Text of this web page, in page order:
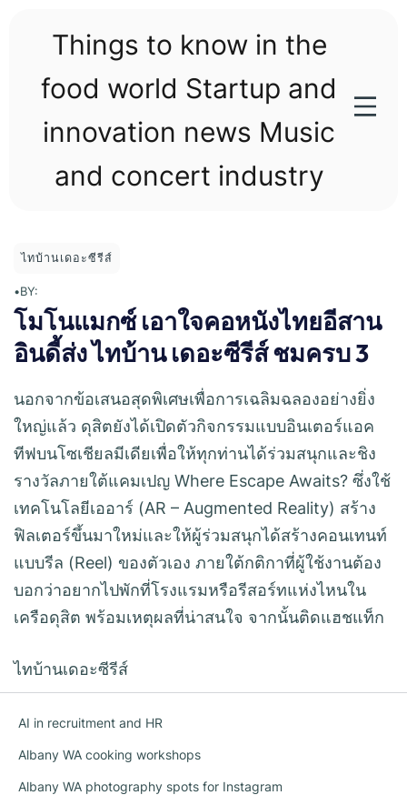
Things to know in the
food world Startup and
innovation news Music
and concert industry
ไทบ้านเดอะซีรีส์
•BY:
โมโนแมกซ์ เอาใจคอหนังไทยอีสาน
อินดี้ส่ง ไทบ้าน เดอะซีรีส์ ชมครบ 3
นอกจากข้อเสนอสุดพิเศษเพื่อการเฉลิมฉลองอย่างยิ่ง
ใหญ่แล้ว ดุสิตยังได้เปิดตัวกิจกรรมแบบอินเตอร์แอค
ทีฟบนโซเชียลมีเดียเพื่อให้ทุกท่านได้ร่วมสนุกและชิง
รางวัลภายใต้แคมเปญ Where Escape Awaits? ซึ่งใช้
เทคโนโลยีเออาร์ (AR – Augmented Reality) สร้าง
ฟิลเตอร์ขึ้นมาใหม่และให้ผู้ร่วมสนุกได้สร้างคอนเทนท์
แบบรีล (Reel) ของตัวเอง ภายใต้กติกาที่ผู้ใช้งานต้อง
บอกว่าอยากไปพักที่โรงแรมหรือรีสอร์ทแห่งไหนใน
เครือดุสิต พร้อมเหตุผลที่น่าสนใจ จากนั้นติดแฮชแท็ก
ไทบ้านเดอะซีรีส์
AI in recruitment and HR
Albany WA cooking workshops
Albany WA photography spots for Instagram